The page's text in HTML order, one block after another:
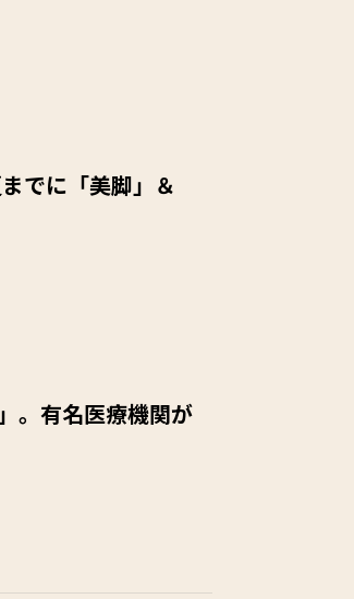
でに「美脚」＆
。有名医療機関が